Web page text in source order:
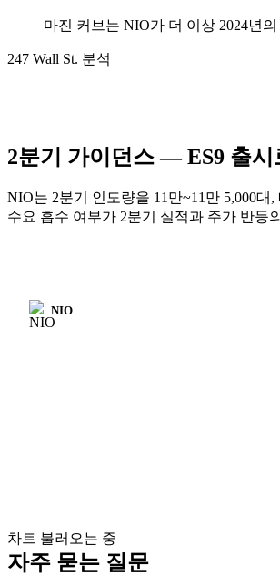
마진 커브는 NIO가 더 이상 2024년
247 Wall St. 분석
2분기 가이던스 — ES9 출시
NIO는 2분기 인도량을 11만~11만 5,000대
수요 흡수 여부가 2분기 실적과 주가 반등
NIO
차트 불러오는 중
자주 묻는 질문